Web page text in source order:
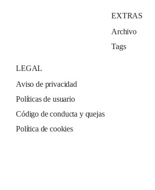
EXTRAS
Archivo
Tags
LEGAL
Aviso de privacidad
Políticas de usuario
Código de conducta y quejas
Política de cookies